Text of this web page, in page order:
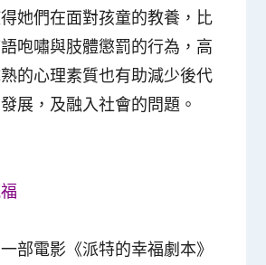
她們在面對孩童的教養，比
咆嘯與肢體懲罰的行為，高
的心理素質也有助減少後代
展，及融入社會的問題。
部電影《派特的幸福劇本》